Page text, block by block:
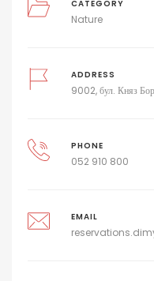
CATEGORY
Nature
ADDRESS
9002, бул. Княз
PHONE
052 910 800
EMAIL